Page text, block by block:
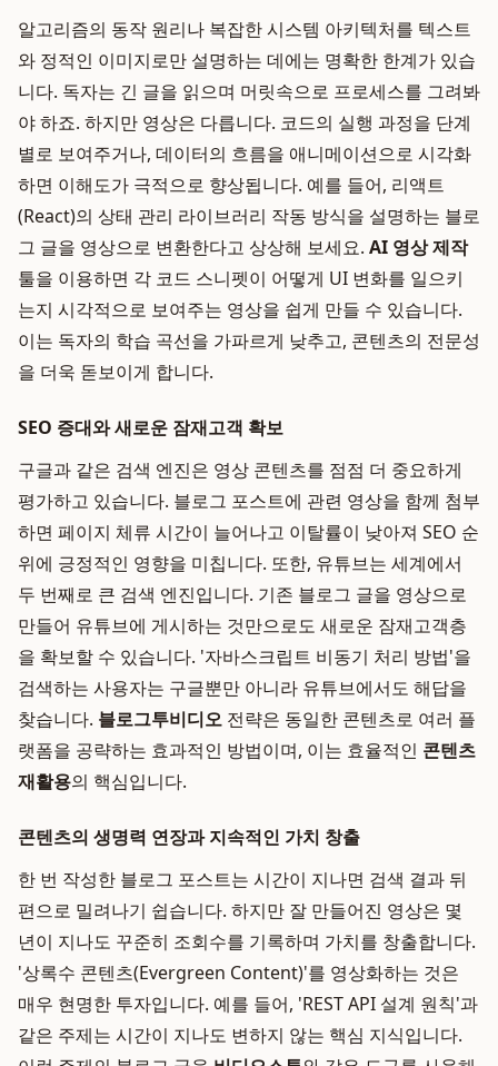
알고리즘의 동작 원리나 복잡한 시스템 아키텍처를 텍스트
와 정적인 이미지로만 설명하는 데에는 명확한 한계가 있습
니다. 독자는 긴 글을 읽으며 머릿속으로 프로세스를 그려봐
야 하죠. 하지만 영상은 다릅니다. 코드의 실행 과정을 단계
별로 보여주거나, 데이터의 흐름을 애니메이션으로 시각화
하면 이해도가 극적으로 향상됩니다. 예를 들어, 리액트
(React)의 상태 관리 라이브러리 작동 방식을 설명하는 블로
그 글을 영상으로 변환한다고 상상해 보세요. AI 영상 제작
툴을 이용하면 각 코드 스니펫이 어떻게 UI 변화를 일으키
는지 시각적으로 보여주는 영상을 쉽게 만들 수 있습니다.
이는 독자의 학습 곡선을 가파르게 낮추고, 콘텐츠의 전문성
을 더욱 돋보이게 합니다.
SEO 증대와 새로운 잠재고객 확보
구글과 같은 검색 엔진은 영상 콘텐츠를 점점 더 중요하게
평가하고 있습니다. 블로그 포스트에 관련 영상을 함께 첨부
하면 페이지 체류 시간이 늘어나고 이탈률이 낮아져 SEO 순
위에 긍정적인 영향을 미칩니다. 또한, 유튜브는 세계에서
두 번째로 큰 검색 엔진입니다. 기존 블로그 글을 영상으로
만들어 유튜브에 게시하는 것만으로도 새로운 잠재고객층
을 확보할 수 있습니다. '자바스크립트 비동기 처리 방법'을
검색하는 사용자는 구글뿐만 아니라 유튜브에서도 해답을
찾습니다. 블로그투비디오 전략은 동일한 콘텐츠로 여러 플
랫폼을 공략하는 효과적인 방법이며, 이는 효율적인 콘텐츠
재활용의 핵심입니다.
콘텐츠의 생명력 연장과 지속적인 가치 창출
한 번 작성한 블로그 포스트는 시간이 지나면 검색 결과 뒤
편으로 밀려나기 쉽습니다. 하지만 잘 만들어진 영상은 몇
년이 지나도 꾸준히 조회수를 기록하며 가치를 창출합니다.
'상록수 콘텐츠(Evergreen Content)'를 영상화하는 것은
매우 현명한 투자입니다. 예를 들어, 'REST API 설계 원칙'과
같은 주제는 시간이 지나도 변하지 않는 핵심 지식입니다.